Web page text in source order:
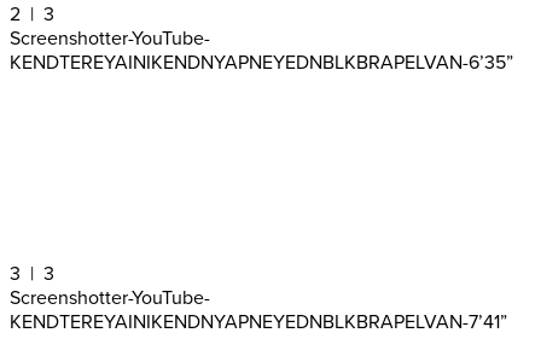
2 | 3
Screenshotter-YouTube-
KENDTEREYAINIKENDNYAPNEYEDNBLKBRAPELVAN-6’35”
3 | 3
Screenshotter-YouTube-
KENDTEREYAINIKENDNYAPNEYEDNBLKBRAPELVAN-7’41”